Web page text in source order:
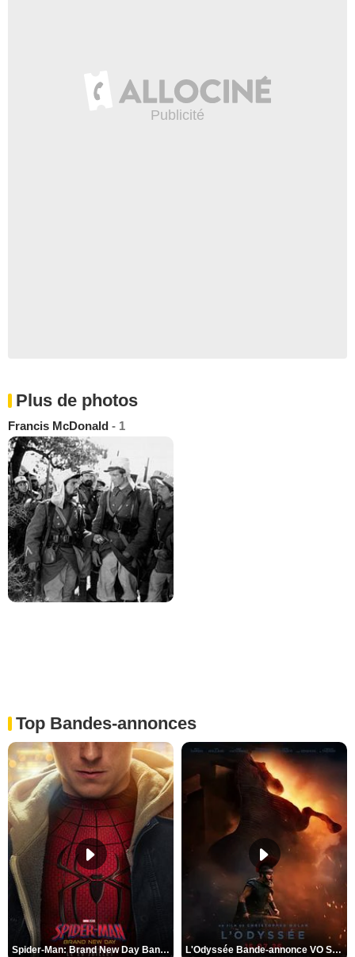
Plus de photos
Francis McDonald - 1
Top Bandes-annonces
Spider-Man: Brand New Day Bande-annonce VO STFR L'Odyssée Bande-annonce VO STFR